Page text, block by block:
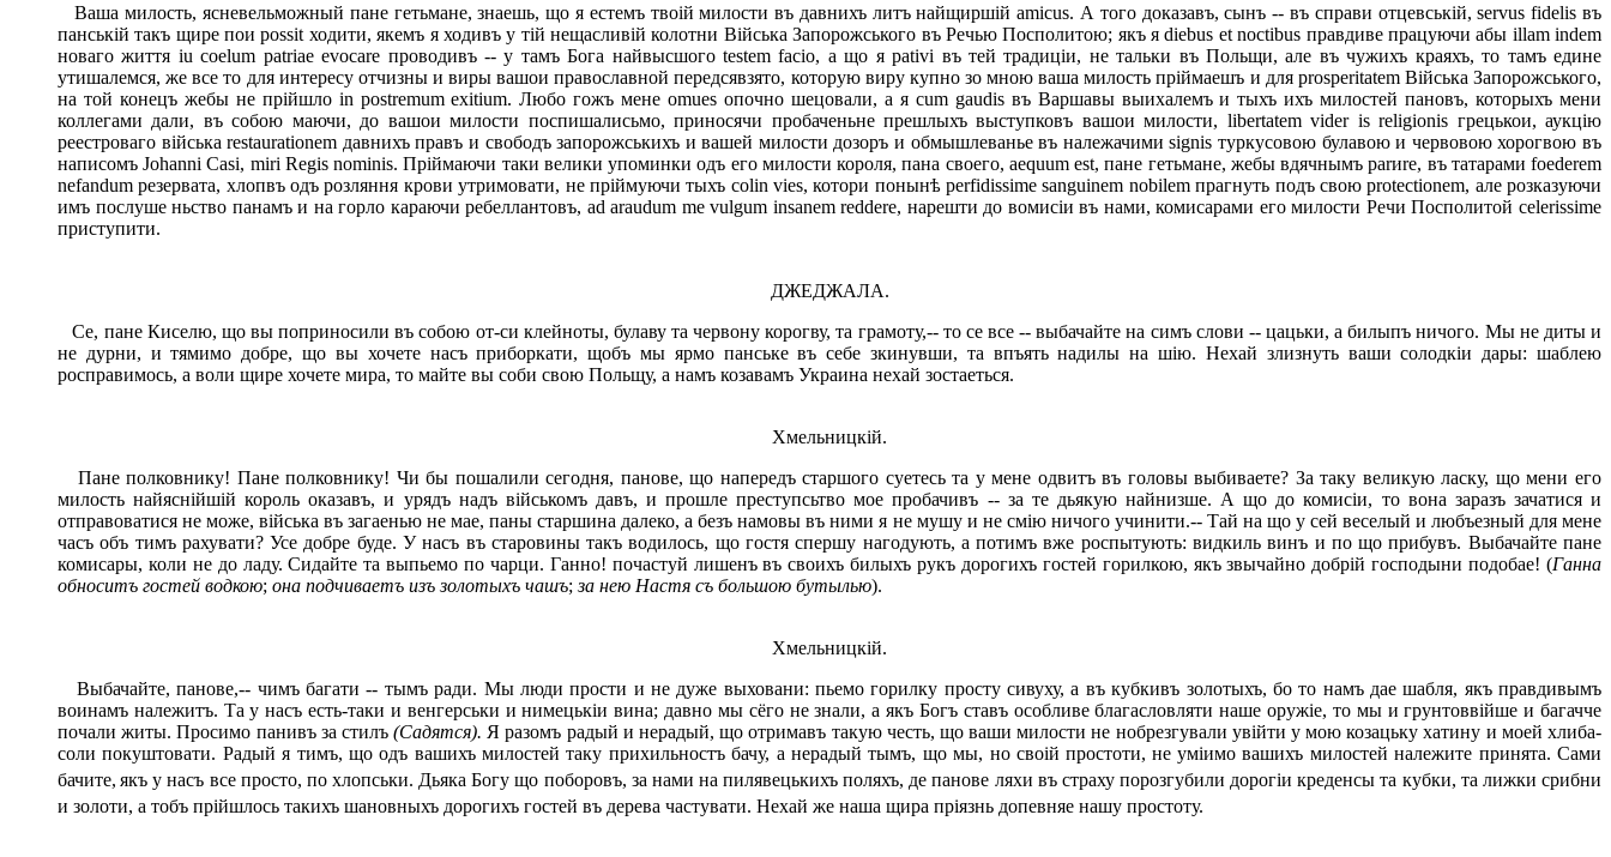
Ваша милость, ясневельможный пане гетьмане, знаешь, що я естемъ твоій милости въ давнихъ литъ найщиршій amicus. А того доказавъ, сынъ -- въ справи отцевській, servus fidelis въ
панській такъ щире пои possit ходити, якемъ я ходивъ у тій нещасливій колотни Війська Запорожського въ Речью Посполитою; якъ я diebus et noctibus правдиве працуючи абы illam indem
новаго життя iu coelum patriae evocare проводивъ -- у тамъ Бога найвысшого testem facio, а що я pativi въ тей традиціи, не тальки въ Польщи, але въ чужихъ краяхъ, то тамъ едине
утишалемся, же все то для интересу отчизны и виры вашои православной передсявзято, которую виру купно зо мною ваша милость пріймаешъ и для prosperitatem Війська Запорожського,
на той конецъ жебы не прійшло in postremum exitium. Любо гожъ мене omues опочно шецовали, а я cum gaudis въ Варшавы выихалемъ и тыхъ ихъ милостей пановъ, которыхъ мени
коллегами дали, въ собою маючи, до вашои милости поспишалисьмо, приносячи пробаченьне прешлыхъ выступковъ вашои милости, libertatem vider is religionis грецькои, аукцію
реестроваго війська restaurationem давнихъ правъ и свободъ запорожськихъ и вашей милости дозоръ и обмышлеванье въ належачими signis туркусовою булавою и червовою хорогвою въ
написомъ Johanni Casi, miri Regis nominis. Пріймаючи таки велики упоминки одъ его милости короля, пана своего, aequum est, пане гетьмане, жебы вдячнымъ parиre, въ татарами foederem
nefandum резервата, хлопвъ одъ розляння крови утримовати, не пріймуючи тыхъ colin vies, котори понынѣ perfidissime sanguinem nobilem прагнуть подъ свою protectionem, але розказуючи
имъ послуше ньство панамъ и на горло караючи ребеллантовъ, ad araudum me vulgum insanem reddere, нарешти до вомисіи въ нами, комисарами его милости Речи Посполитой celerissime
приступити.
ДЖЕДЖАЛА.
Се, пане Киселю, що вы поприносили въ собою от-си клейноты, булаву та червону корогву, та грамоту,-- то се все -- выбачайте на симъ слови -- цацьки, а билыпъ ничого. Мы не диты и
не дурни, и тямимо добре, що вы хочете насъ приборкати, щобъ мы ярмо панське въ себе зкинувши, та впъять надилы на шію. Нехай злизнуть ваши солодкіи дары: шаблею
росправимось, а воли щире хочете мира, то майте вы соби свою Польщу, а намъ козавамъ Украина нехай зостаеться.
Хмельницкій.
Пане полковнику! Пане полковнику! Чи бы пошалили сегодня, панове, що напередъ старшого суетесь та у мене одвитъ въ головы выбиваете? За таку великую ласку, що мени его
милость найяснійшій король оказавъ, и урядъ надъ військомъ давъ, и прошле преступсьтво мое пробачивъ -- за те дьякую найнизше. А що до комисіи, то вона заразъ зачатися и
отправоватися не може, війська въ загаенью не мае, паны старшина далеко, а безъ намовы въ ними я не мушу и не смію ничого учинити.-- Тай на що у сей веселый и любъезный для мене
часъ объ тимъ рахувати? Усе добре буде. У насъ въ старовины такъ водилось, що гостя спершу нагодують, а потимъ вже роспытують: видкиль винъ и по що прибувъ. Выбачайте пане
комисары, коли не до ладу. Сидайте та выпьемо по чарци. Ганно! почастуй лишенъ въ своихъ билыхъ рукъ дорогихъ гостей горилкою, якъ звычайно добрій господыни подобае! (Ганна
обноситъ гостей водкою; она подчиваетъ изъ золотыхъ чашъ;за нею Настя съ большою бутылью).
Хмельницкій.
Выбачайте, панове,-- чимъ багати -- тымъ ради. Мы люди прости и не дуже выховани: пьемо горилку просту сивуху, а въ кубкивъ золотыхъ, бо то намъ дае шабля, якъ правдивымъ
воинамъ належитъ. Та у насъ есть-таки и венгерськи и нимецькіи вина; давно мы сёго не знали, а якъ Богъ ставъ особливе благасловляти наше оружіе, то мы и грунтоввійше и багачче
почали житы. Просимо панивъ за стилъ(Садятся). Я разомъ радый и нерадый, що отримавъ такую честь, що ваши милости не нобрезгували увійти у мою козацьку хатину и моей хлиба-
соли покуштовати. Радый я тимъ, що одъ вашихъ милостей таку прихильностъ бачу, а нерадый тымъ, що мы, но своій простоти, не уміимо вашихъ милостей належите принята. Сами
бачите, якъ у насъ все просто, по хлопськи. Дьяка Богу що поборовъ, за нами на пилявецькихъ поляхъ, де панове ляхи въ страху порозгубили дорогіи креденсы та кубки, та лижки срибни
и золоти, а тобъ прійшлось такихъ шановныхъ дорогихъ гостей въ дерева частувати. Нехай же наша щира пріязнь допевняе нашу простоту.